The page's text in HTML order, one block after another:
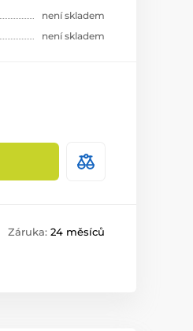
není skladem
není skladem
Záruka: 24 měsíců